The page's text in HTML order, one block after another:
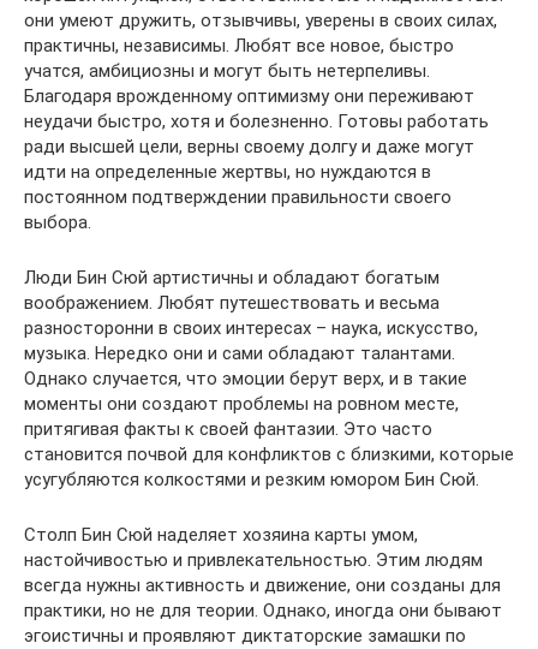
они умеют дружить, отзывчивы, уверены в своих силах,
практичны, независимы. Любят все новое, быстро
учатся, амбициозны и могут быть нетерпеливы.
Благодаря врожденному оптимизму они переживают
неудачи быстро, хотя и болезненно. Готовы работать
ради высшей цели, верны своему долгу и даже могут
идти на определенные жертвы, но нуждаются в
постоянном подтверждении правильности своего
выбора.
Люди Бин Сюй артистичны и обладают богатым
воображением. Любят путешествовать и весьма
разносторонни в своих интересах – наука, искусство,
музыка. Нередко они и сами обладают талантами.
Однако случается, что эмоции берут верх, и в такие
моменты они создают проблемы на ровном месте,
притягивая факты к своей фантазии. Это часто
становится почвой для конфликтов с близкими, которые
усугубляются колкостями и резким юмором Бин Сюй.
Столп Бин Сюй наделяет хозяина карты умом,
настойчивостью и привлекательностью. Этим людям
всегда нужны активность и движение, они созданы для
практики, но не для теории. Однако, иногда они бывают
эгоистичны и проявляют диктаторские замашки по